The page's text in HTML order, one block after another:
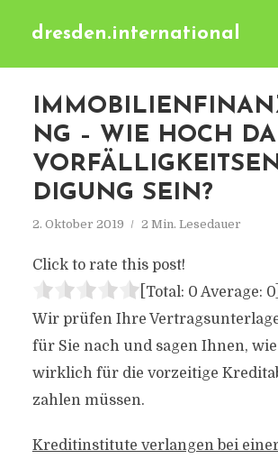
dresden.international
NG – WIE HOCH
DIGUNG SEIN?
2. Oktober 2019 2 Min. Lesedauer
Click to rate this post!
[Total: 0 Average: 0]
Wir prüfen Ihre
für Sie nach und sagen Ihnen, wie
wirklich für die vorzeitige
zahlen müssen.
Kreditinstitute verlangen bei